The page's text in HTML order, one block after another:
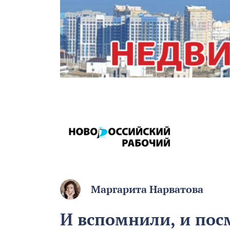
Маргарита Нарватова
И вспомнили, и